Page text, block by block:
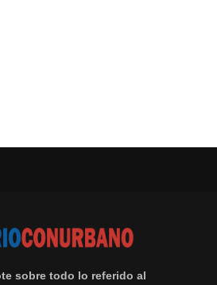
sobre todo lo referido al